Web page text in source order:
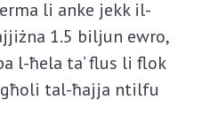
li anke jekk il-
1.5 biljun ewro,
l-ħela ta’ flus li flok
tal-ħajja ntilfu